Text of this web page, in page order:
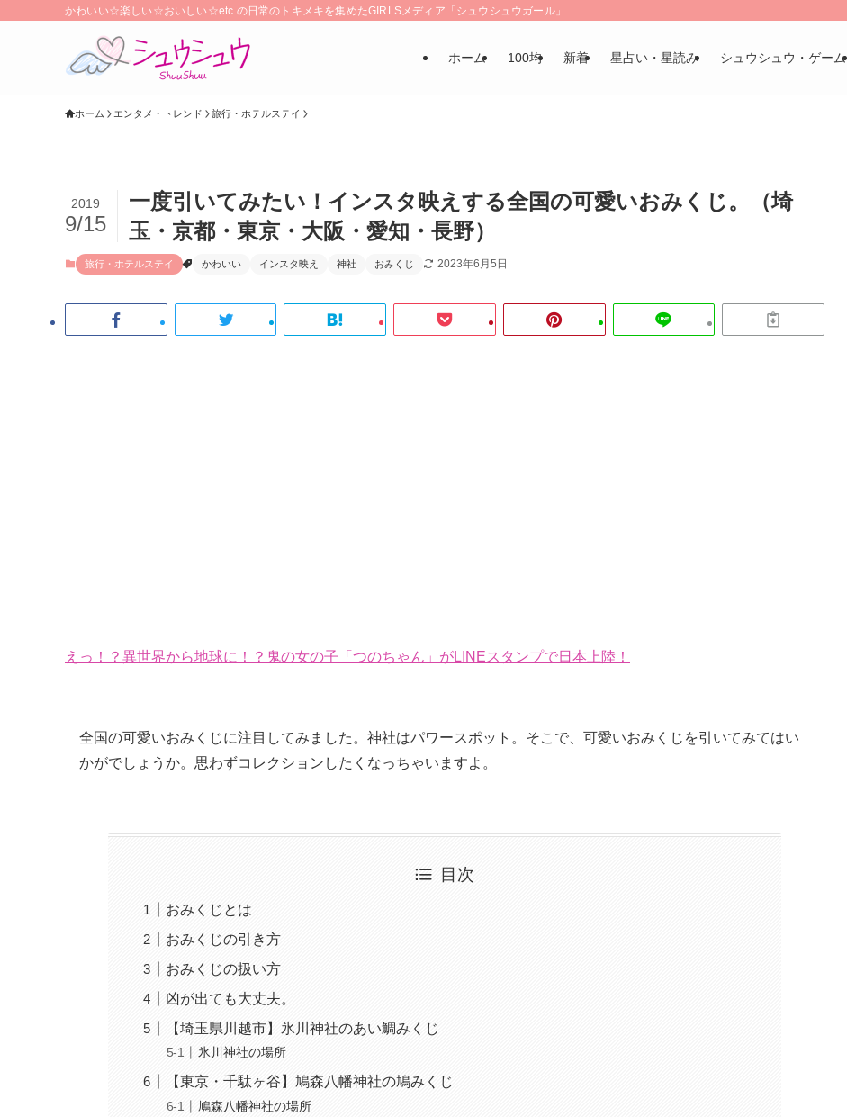
かわいい☆楽しい☆おいしい☆etc.の日常のトキメキを集めたGIRLSメディア「シュウシュウガール」
ホーム 100均 新着 星占い・星読み シュウシュウ・ゲーム
ホーム エンタメ・トレンド 旅行・ホテルステイ
一度引いてみたい！インスタ映えする全国の可愛いおみくじ。（埼
玉・京都・東京・大阪・愛知・長野）
2019
9/15
旅行・ホテルステイ かわいい インスタ映え 神社 おみくじ 2023年6月5日
えっ！？異世界から地球に！？鬼の女の子「つのちゃん」がLINEスタンプで日本上陸！
全国の可愛いおみくじに注目してみました。神社はパワースポット。そこで、可愛いおみくじを引いてみてはい
かがでしょうか。思わずコレクションしたくなっちゃいますよ。
目次
おみくじとは
おみくじの引き方
おみくじの扱い方
凶が出ても大丈夫。
【埼玉県川越市】氷川神社のあい鯛みくじ
氷川神社の場所
【東京・千駄ヶ谷】鳩森八幡神社の鳩みくじ
鳩森八幡神社の場所